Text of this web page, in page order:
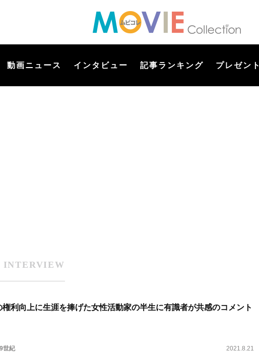
動画ニュース インタビュー 記事ランキング プレゼント
INTERVIEW
権利向上に生涯を捧げた女性活動家の半生に有識者が共感のコメント
世紀 2021.8.21